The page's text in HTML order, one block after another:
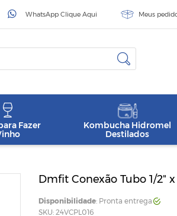
WhatsApp Clique Aqui Meus
Fazer
Kombucha Hidromel
Destilados
Dmfit Conexão Tubo 1/2"
Disponibilidade: Pronta entrega
SKU: 24VCPL016